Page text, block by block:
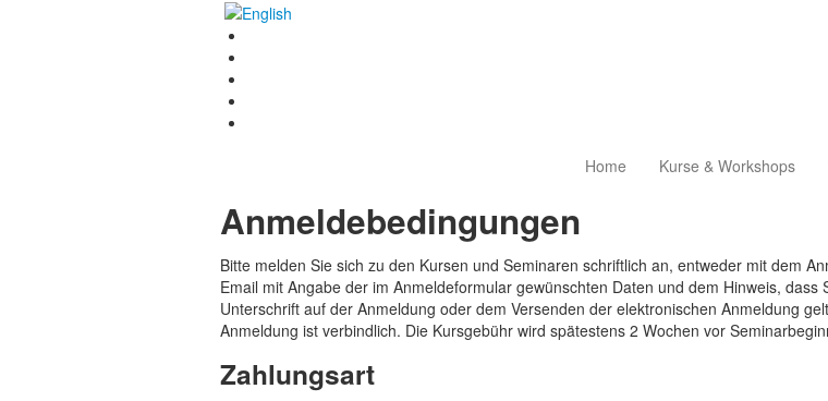
Home Kurse & Workshops
Anmeldebedingungen
Bitte melden Sie sich zu den Kursen und Seminaren schriftlich an, entweder mit dem
Email mit Angabe der im Anmeldeformular gewünschten Daten und dem Hinweis,
Unterschrift auf der Anmeldung oder dem Versenden der elektronischen Anmeldung
Anmeldung ist verbindlich. Die Kursgebühr wird spätestens 2 Wochen vor
Zahlungsart